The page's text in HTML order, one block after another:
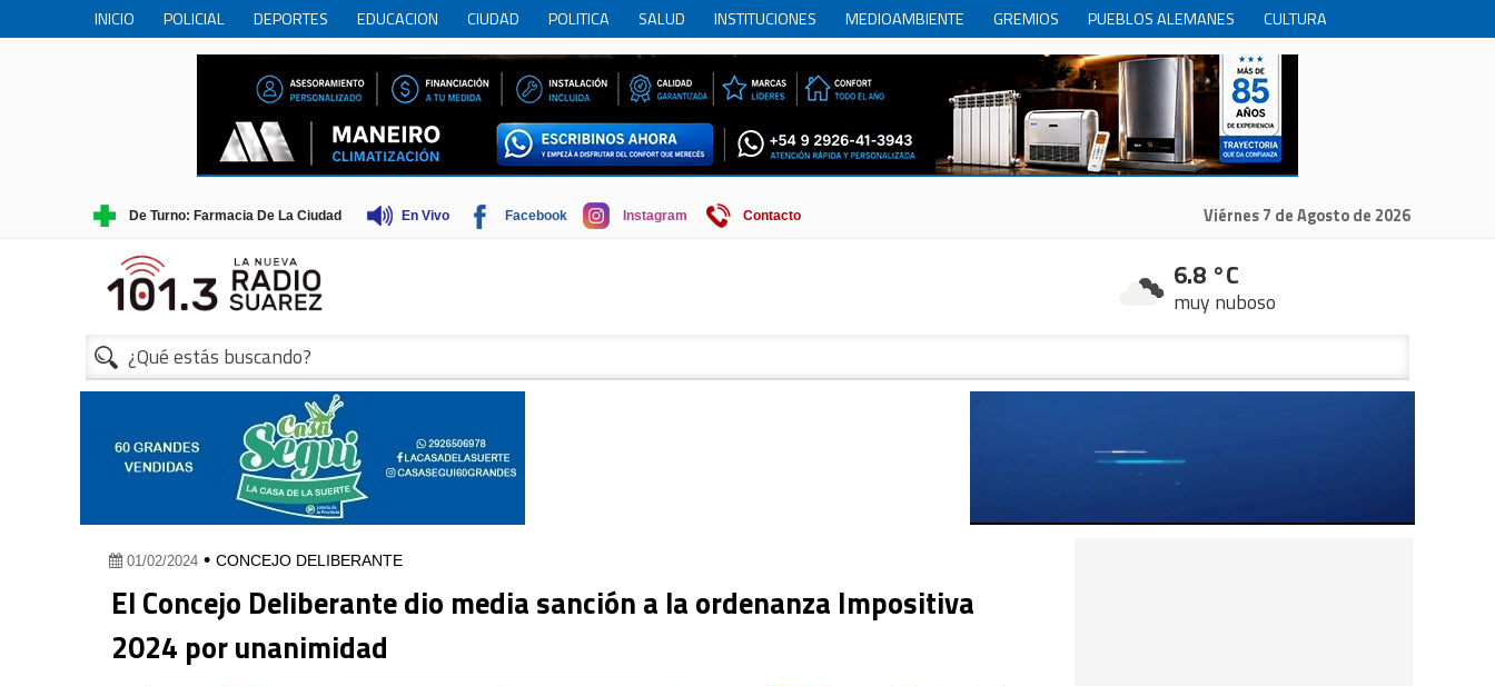
INICIO POLICIAL DEPORTES EDUCACION CIUDAD POLITICA SALUD INSTITUCIONES MEDIOAMBIENTE GREMIOS PUEBLOS ALEMANES
CULTURA
PERSONAS MAYORES
CIENCIA MUNICIPIO COMERCIO REGION SOCIEDAD ECONOMIA HISTORIA HUMOR INTERNACIONALES PRODUCCION
TURISMO
Viérnes 7 de Agosto de 2026
De Turno: Farmacia De La Ciudad En Vivo Facebook Instagram Contacto
6.8 °C
muy nuboso
01/02/2024 •CONCEJO DELIBERANTE
El Concejo Deliberante dio media sanción a la ordenanza Impositiva
2024 por unanimidad